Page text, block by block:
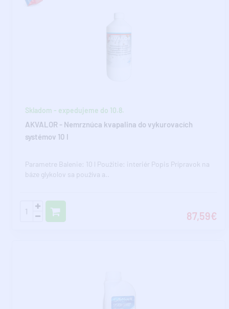
Skladom - expedujeme do 10.8.
AKVALOR - Nemrznúca kvapalina do vykurovacích
systémov 10 l
Parametre Balenie: 10 l Použitie: interiér Popis Prípravok na
báze glykolov sa používa a..
87,59€